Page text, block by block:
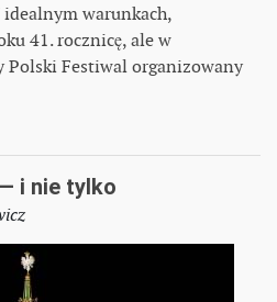
idealnym warunkach,
41. rocznicę, ale w
Polski Festiwal organizowany
i nie tylko